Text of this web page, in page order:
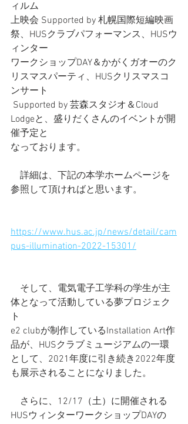
ィルム
上映会 Supported by 札幌国際短編映画
祭、HUSクラブパフォーマンス、HUSウ
ィンター
ワークショップDAY＆かがくガオーのク
リスマスパーティ、HUSクリスマスコ
ンサート
Lodgeと、盛りだくさんのイベントが開
催予定と
なっております。
詳細は、下記の本学ホームページを
参照して頂ければと思います。
https://www.hus.ac.jp/news/detail/cam
pus-illumination-2022-15301/
そして、電気電子工学科の学生が主
体となって活動している夢プロジェク
ト
e2 clubが制作しているInstallation Art作
品が、HUSクラブミュージアムの一環
として、2021年度に引き続き2022年度
も展示されることになりました。
さらに、12/17（土）に開催される
HUSウィンターワークショップDAYの